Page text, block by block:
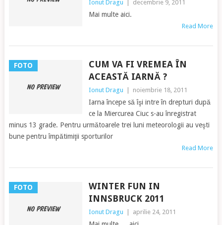
Ionut Dragu decembrie 9, 2011
Mai multe aici.
Read More
FOTO
CUM VA FI VREMEA ÎN
ACEASTĂ IARNĂ ?
Ionut Dragu noiembrie 18, 2011
Iarna începe să îşi intre în drepturi după
ce la Miercurea Ciuc s-au înregistrat
minus 13 grade. Pentru următoarele trei luni meteorologii au veşti
bune pentru împătimiţii sporturilor
Read More
FOTO
WINTER FUN IN
INNSBRUCK 2011
Ionut Dragu aprilie 24, 2011